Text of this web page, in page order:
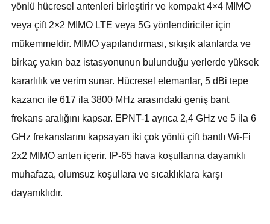
yönlü hücresel antenleri birleştirir ve kompakt 4×4 MIMO
veya çift 2×2 MIMO LTE veya 5G yönlendiriciler için
mükemmeldir. MIMO yapılandırması, sıkışık alanlarda ve
birkaç yakın baz istasyonunun bulunduğu yerlerde yüksek
kararlılık ve verim sunar. Hücresel elemanlar, 5 dBi tepe
kazancı ile 617 ila 3800 MHz arasındaki geniş bant
frekans aralığını kapsar. EPNT-1 ayrıca 2,4 GHz ve 5 ila 6
GHz frekanslarını kapsayan iki çok yönlü çift bantlı Wi-Fi
2x2 MIMO anten içerir. IP-65 hava koşullarına dayanıklı
muhafaza, olumsuz koşullara ve sıcaklıklara karşı
dayanıklıdır.